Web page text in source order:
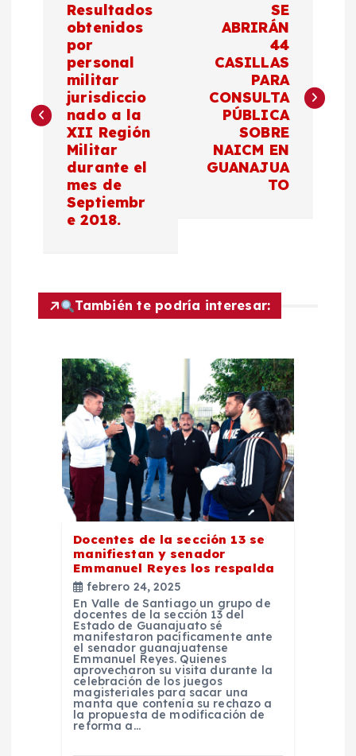
e
ó
Resultados
obtenidos
por
personal
militar
jurisdiccio
nado a la
XII Región
Militar
durante el
mes de
Septiembr
e 2018.
SE
ABRIRÁN
44
CASILLAS
PARA
CONSULTA
PÚBLICA
SOBRE
NAICM EN
GUANAJUA
TO
También te podría interesar:
Docentes de la sección 13 se
manifiestan y senador
Emmanuel Reyes los respalda
febrero 24, 2025
En Valle de Santiago un grupo de
docentes de la sección 13 del
Estado de Guanajuato sé
manifestaron pacíficamente ante
el senador guanajuatense
Emmanuel Reyes. Quienes
aprovecharon su visita durante la
celebración de los juegos
magisteriales para sacar una
manta que contenía su rechazo a
la propuesta de modificación de
reforma a…